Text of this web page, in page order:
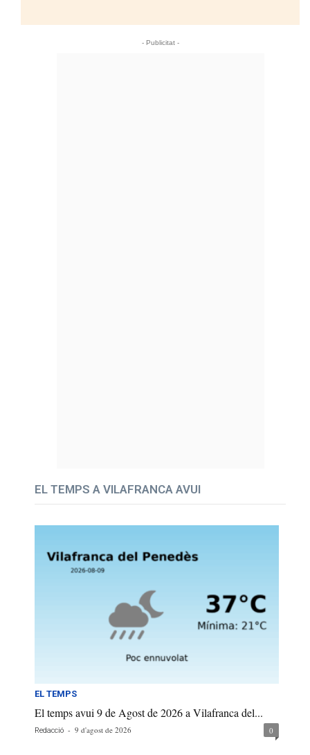
- Publicitat -
EL TEMPS A VILAFRANCA AVUI
EL TEMPS
El temps avui 9 de Agost de 2026 a Vilafranca del...
Redacció - 9 d'agost de 2026 0